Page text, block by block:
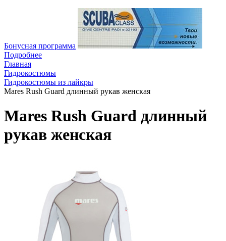
Бонусная программа
Подробнее
Главная
Гидрокостюмы
Гидрокостюмы из лайкры
Mares Rush Guard длинный рукав женская
Mares Rush Guard длинный
рукав женская